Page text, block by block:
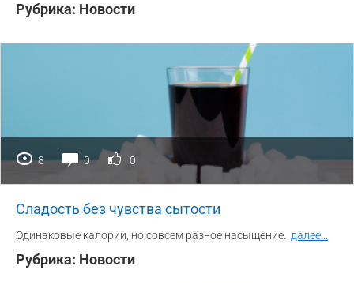
Рубрика: Новости
8 0 0
Сладость без чувства сытости
Одинаковые калории, но совсем разное насыщение. далее...
Рубрика: Новости